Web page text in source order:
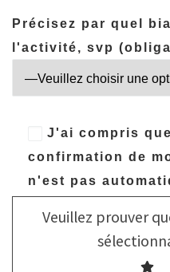
Précisez par quel
l'activité, svp
J'ai compris
confirmation de
n'est pas
Veuillez prouver